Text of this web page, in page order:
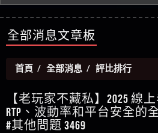
【侯依揚】廢物喔
全部消息文章板
首頁 全部消息 評比排行
【老玩家不藏私】2025 線
RTP、波動率和平台安全
#其他問題 3469